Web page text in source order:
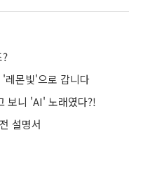
몬빛'으로 갑니다
보니 'AI' 노래였다?!
설명서